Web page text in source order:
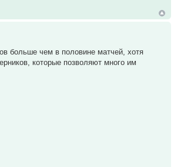
больше чем в половине матчей, хотя
которые позволяют много им